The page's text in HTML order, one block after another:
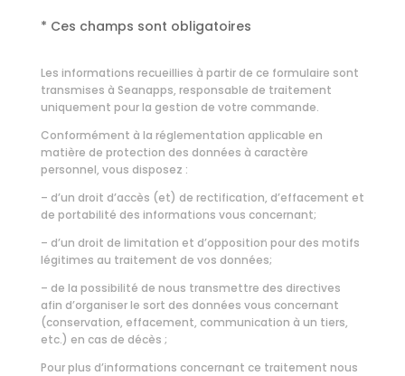
* Ces champs sont obligatoires
Les informations recueillies à partir de ce formulaire sont
transmises à Seanapps, responsable de traitement
uniquement pour la gestion de votre commande.
Conformément à la réglementation applicable en
matière de protection des données à caractère
personnel, vous disposez :
– d’un droit d’accès (et) de rectification, d’effacement et
de portabilité des informations vous concernant;
– d’un droit de limitation et d’opposition pour des motifs
légitimes au traitement de vos données;
– de la possibilité de nous transmettre des directives
afin d’organiser le sort des données vous concernant
(conservation, effacement, communication à un tiers,
etc.) en cas de décès ;
Pour plus d’informations concernant ce traitement nous